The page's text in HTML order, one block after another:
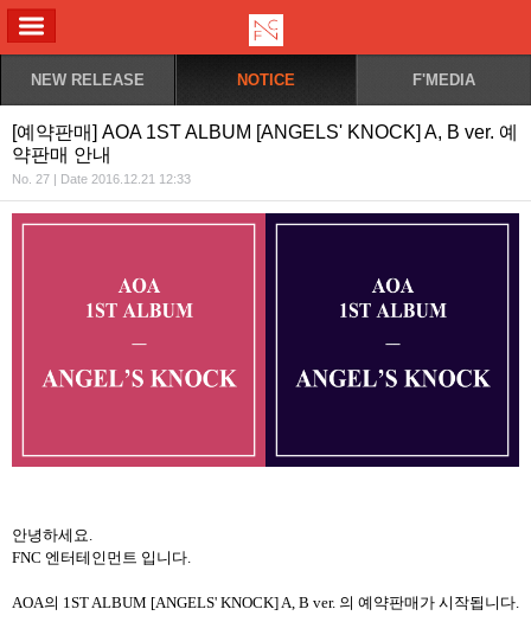
NEW RELEASE NOTICE F'MEDIA
[예약판매] AOA 1ST ALBUM [ANGELS' KNOCK] A, B ver. 예
약판매 안내
No. 27 | Date 2016.12.21 12:33
안녕하세요.
FNC 엔터테인먼트 입 니다.
AOA의 1ST ALBUM [ANGELS' KNOCK] A, B ver. 의 예약판매가 시작됩니다.